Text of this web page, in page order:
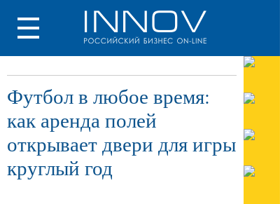
Футбол в любое время:
как аренда полей
открывает двери для игры
круглый год